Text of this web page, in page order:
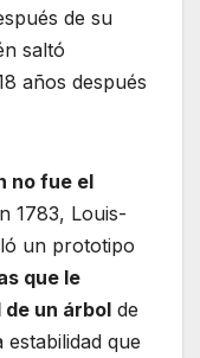
de su
saltó
años después
no fue el
1783, Louis-
un prototipo
que le
un árbol de
que